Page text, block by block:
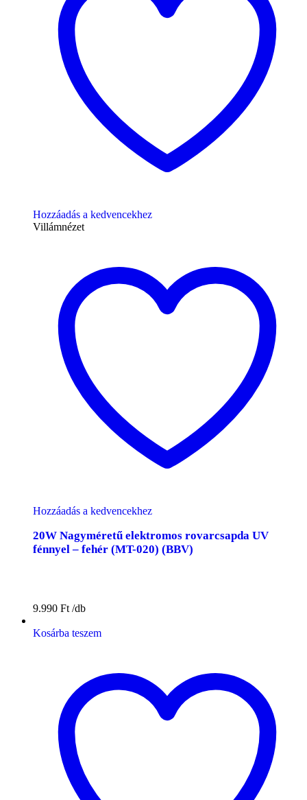
Hozzáadás a kedvencekhez
Villámnézet
Hozzáadás a kedvencekhez
20W Nagyméretű elektromos rovarcsapda UV
fénnyel – fehér (MT-020) (BBV)
9.990 Ft
Kosárba teszem